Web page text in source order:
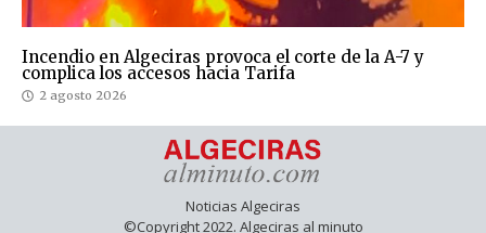
Incendio en Algeciras provoca el corte de la A-7 y
complica los accesos hacia Tarifa
2 agosto 2026
Noticias Algeciras
©Copyright 2022. Algeciras al minuto